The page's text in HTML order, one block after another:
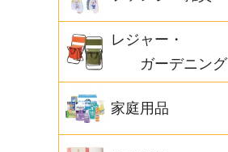
レジャー・
ガーデニング
家庭用品